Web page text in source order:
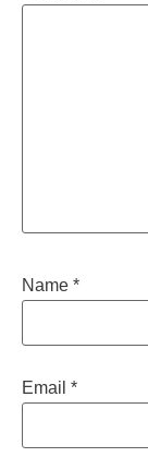
Name *
Email *